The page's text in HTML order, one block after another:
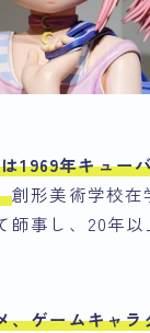
は1969年キュー
創形美術学校在
師事し、20年
、ゲームキャ